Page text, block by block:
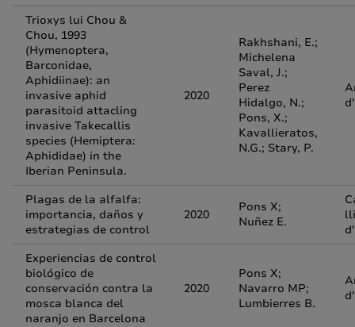
Trioxys lui Chou &
Chou, 1993
(Hymenoptera,
Barconidae,
Aphidiinae): an
invasive aphid
parasitoid attacling
invasive Takecallis
species (Hemiptera:
Aphididae) in the
Iberian Peninsula.
2020
Rakhshani, E.;
Michelena
Saval, J.;
Perez
Hidalgo, N.;
Pons, X.;
Kavallieratos,
N.G.; Stary, P.
Plagas de la alfalfa:
importancia, daños y
estrategias de control
2020
Pons X;
Nuñez E.
Experiencias de control
biológico de
conservación contra la
mosca blanca del
naranjo en Barcelona
2020
Pons X;
Navarro MP;
Lumbierres B.